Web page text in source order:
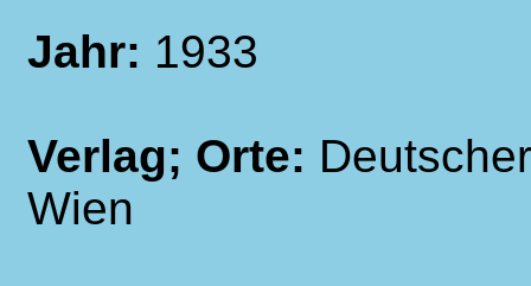
Jahr: 1933
Verlag; Orte:
Wien